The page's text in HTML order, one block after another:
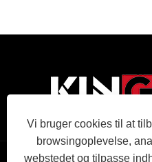
Vi bruger cookies til at
browsingoplevelse,
webstedet og tilpasse